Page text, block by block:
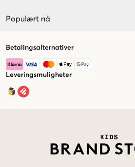
Populært nå
Betalingsalternativer
Leveringsmuligheter